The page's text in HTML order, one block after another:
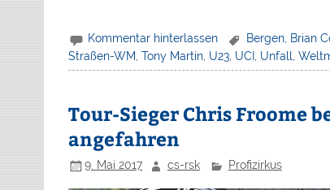
Kommentar hinterlassen Bergen, Brian
Straßen-WM ,Tony Martin U23 UCI Unfall ,
Tour-Sieger Chris Froome
angefahren
9. Mai 2017 cs-rsk Profizirkus